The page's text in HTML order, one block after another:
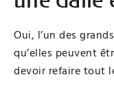
Oui, l’un des
qu’elles peuvent
devoir refaire tout